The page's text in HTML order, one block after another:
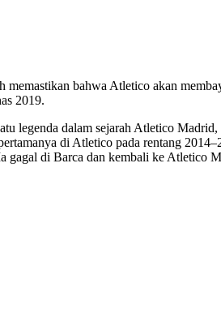
memastikan bahwa Atletico akan
2019.
legenda dalam sejarah Atletico
di Atletico pada rentang
gagal di Barca dan kembali ke